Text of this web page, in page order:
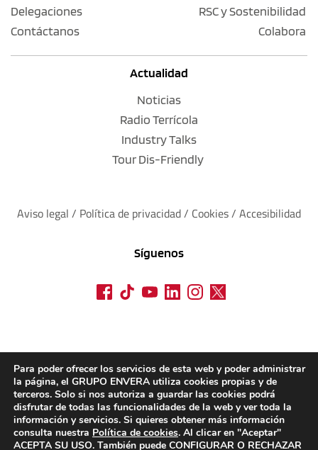
Delegaciones
Contáctanos
RSC y Sostenibilidad
Colabora
Actualidad
Noticias
Radio Terrícola
Industry Talks
Tour Dis-Friendly
Aviso legal / Política de privacidad / Cookies / Accesibilidad
Síguenos
Para poder ofrecer los servicios de esta web y poder administrar
la página, el GRUPO ENVERA utiliza cookies propias y de
terceros. Solo si nos autoriza a guardar las cookies podrá
disfrutar de todas las funcionalidades de la web y ver toda la
información y servicios. Si quieres obtener más información
consulta nuestra Política de cookies. Al clicar en "Aceptar"
ACEPTA SU USO. También puede CONFIGURAR O RECHAZAR